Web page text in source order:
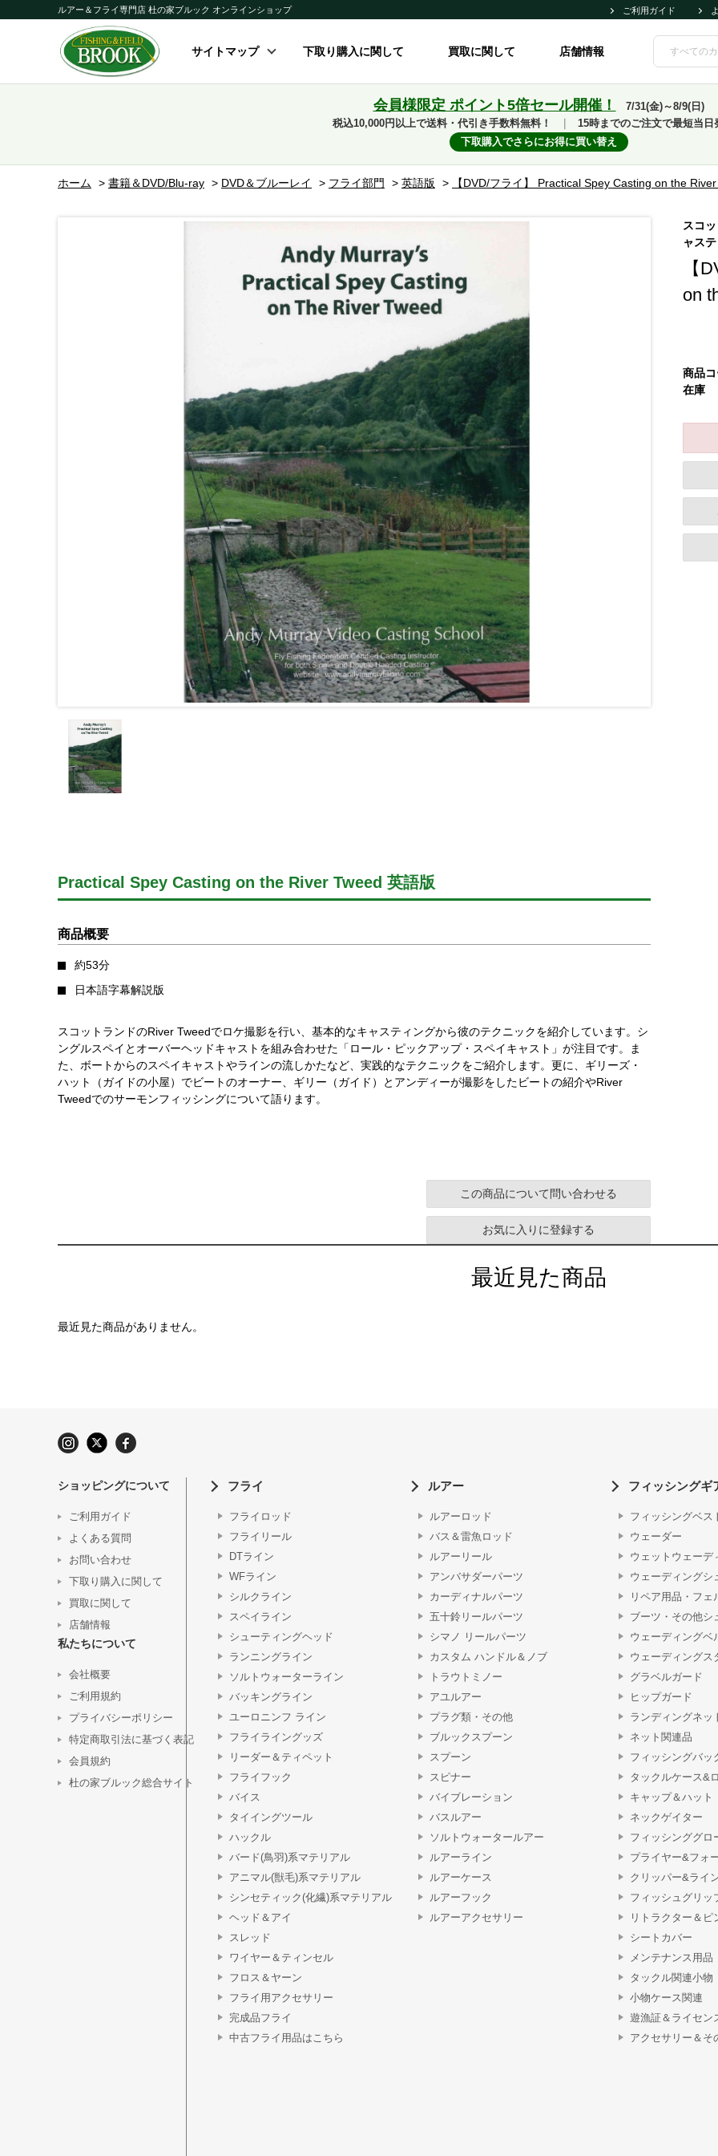
ルアー＆フライ専門店 杜の家ブルック オンラインショップ ご利用ガイド
サイトマップ 下取り購入に関して 買取に関して 店舗情報
会員様限定 ポイント5倍セール開催！
7/31(金)～8/9(日)
税込10,000円以上で送料・代引き手数料無料！
15時までのご注文で最短当日
下取購入でさらにお得に買い替え
ホーム > 書籍＆DVD/Blu-ray > DVD＆ブルーレイ > フライ部門 > 英語版 > 【DVD/フライ】 Practical Spey Casting on the
Practical Spey Casting on the River Tweed 英語版
商品概要
約53分
日本語字幕解説版
スコットランドのRiver Tweedでロケ撮影を行い、基本的なキャスティングから彼のテクニックを紹介しています。シ
ングルスペイとオーバーヘッドキャストを組み合わせた「ロール・ピックアップ・スペイキャスト」が注目です。ま
た、ボートからのスペイキャストやラインの流しかたなど、実践的なテクニックをご紹介します。更に、ギリーズ・
ハット（ガイドの小屋）でビートのオーナー、ギリー（ガイド）とアンディーが撮影をしたビートの紹介やRiver
Tweedでのサーモンフィッシングについて語ります。
スコ
ャス
【
on
商品
在庫
この商品について問い合わせる
お気に入りに登録する
最近見た商品
最近見た商品がありません。
ショッピングについて
ご利用ガイド
よくある質問
お問い合わせ
下取り購入に関して
買取に関して
店舗情報
私たちについて
会社概要
ご利用規約
プライバシーポリシー
特定商取引法に基づく表記
会員規約
杜の家ブルック総合サイト
フライ
フライロッド
フライリール
DTライン
WFライン
シルクライン
スペイライン
シューティングヘッド
ランニングライン
ソルトウォーターライン
バッキングライン
ユーロニンフ ライン
フライライングッズ
リーダー＆ティペット
フライフック
バイス
タイイングツール
ハックル
バード(鳥羽)系マテリアル
アニマル(獣毛)系マテリアル
シンセティック(化繊)系マテリアル
ヘッド＆アイ
スレッド
ワイヤー＆ティンセル
フロス＆ヤーン
フライ用アクセサリー
完成品フライ
中古フライ用品はこちら
ルアー
ルアーロッド
バス＆雷魚ロッド
ルアーリール
アンバサダーパーツ
カーディナルパーツ
五十鈴リールパーツ
シマノ リールパーツ
カスタム ハンドル＆ノブ
トラウトミノー
アユルアー
プラグ類・その他
ブルックスプーン
スプーン
スピナー
バイブレーション
バスルアー
ソルトウォータールアー
ルアーライン
ルアーケース
ルアーフック
ルアーアクセサリー
フィッシングギ
フィッシングベス
ウェーダー
ウェットウェーデ
ウェーディングシ
リペア用品・フェ
ブーツ・その他シ
ウェーディングベ
ウェーディングス
グラベルガード
ヒップガード
ランディングネッ
ネット関連品
フィッシングバッ
タックルケース&
キャップ＆ハット
ネックゲイター
フィッシンググロ
プライヤー&フォ
クリッパー&ライ
フィッシュグリッ
リトラクター＆ピ
シートカバー
メンテナンス用品
タックル関連小物
小物ケース関連
遊漁証＆ライセン
アクセサリー＆そ